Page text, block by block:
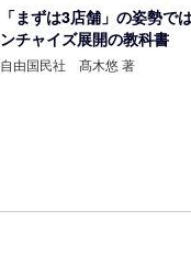
「まずは3店舗」の姿勢で
ンチャイズ展開の教科書
自由国民社 髙木悠 著